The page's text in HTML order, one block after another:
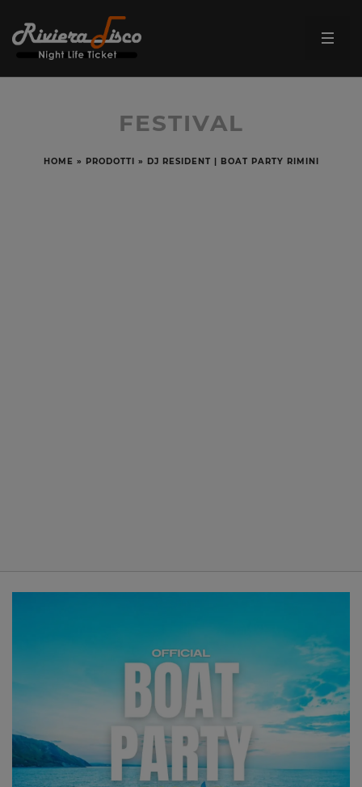
FESTIVAL
HOME » PRODOTTI » DJ RESIDENT | BOAT PARTY RIMINI